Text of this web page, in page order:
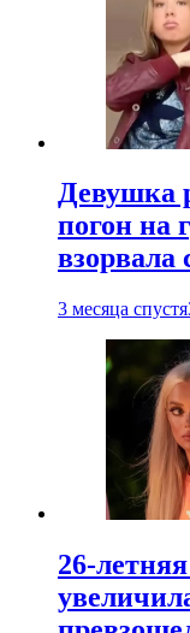
Девушка
погон на
взорвала
3 месяца спустя
26-